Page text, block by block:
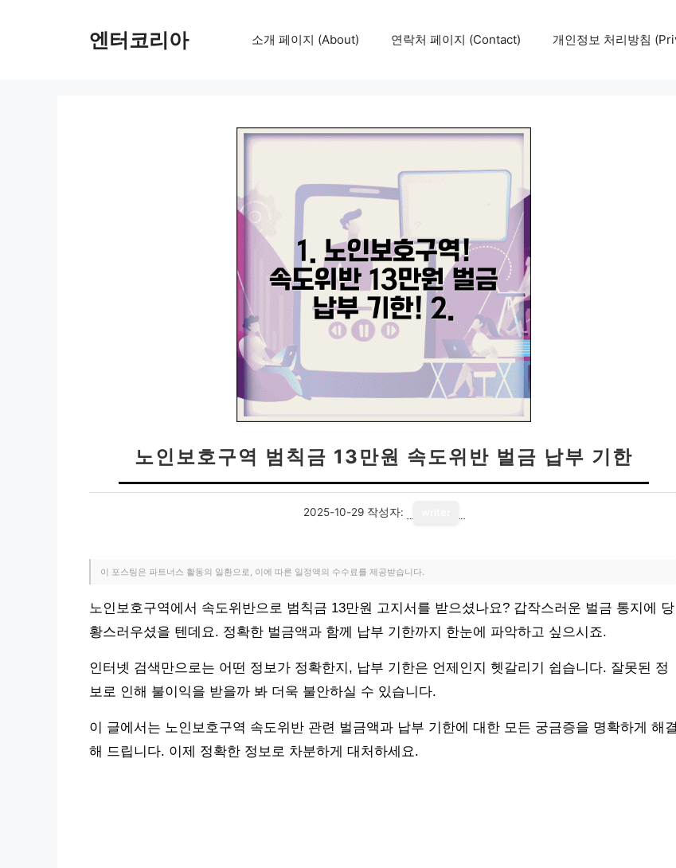
엔터코리아 소개 페이지 (About) 연락처 페이지 (Contact) 개인정보 처리방침
노인보호구역 범칙금 13만원 속도위반 벌금 납부 기한
2025-10-29 작성자:
이 포스팅은 파트너스 활동의 일환으로, 이에 따른 일정액의 수수료를 제공받습니다.
노인보호구역에서 속도위반으로 범칙금 13만원 고지서를 받으셨나요? 갑작스러운 벌금 통지에 당
황스러우셨을 텐데요. 정확한 벌금액과 함께 납부 기한까지 한눈에 파악하고 싶으시죠.
인터넷 검색만으로는 어떤 정보가 정확한지, 납부 기한은 언제인지 헷갈리기 쉽습니다. 잘못된 정
보로 인해 불이익을 받을까 봐 더욱 불안하실 수 있습니다.
이 글에서는 노인보호구역 속도위반 관련 벌금액과 납부 기한에 대한 모든 궁금증을 명확하게 해결
해 드립니다. 이제 정확한 정보로 차분하게 대처하세요.